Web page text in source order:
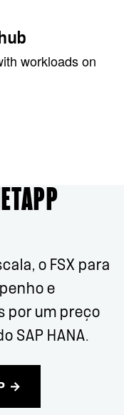
workloads on
o FSX para
e
por um preço
SAP HANA.